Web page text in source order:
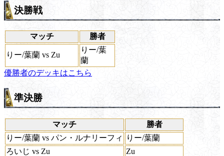
決勝戦
マッチ 勝者
りー/葉蘭 vs Zu
りー/葉
蘭
優勝者のデッキはこちら
準決勝
マッチ
勝者
りー/葉蘭 vs パン・ルナリーフィ
りー/葉蘭
ろいじ vs Zu
Zu